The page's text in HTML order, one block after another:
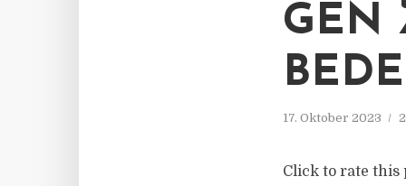
GEN
17. Oktober 2023
Click to rate this